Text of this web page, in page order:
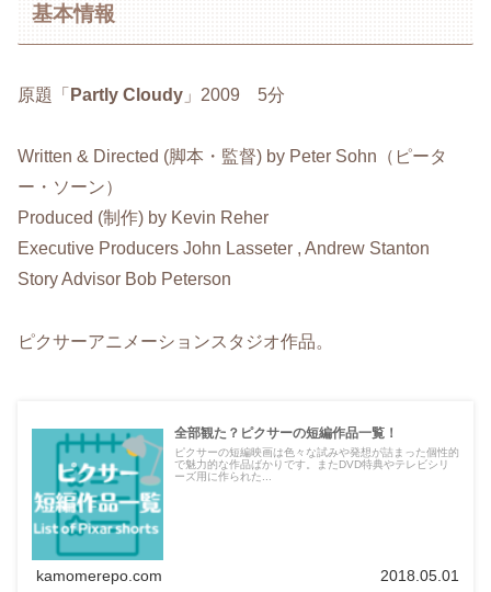
基本情報
原題「 Partly Cloudy 」2009 5分
Written & Directed (脚本・監督) by Peter Sohn（ピータ
ー・ソーン）
Produced (制作) by Kevin Reher
Executive Producers John Lasseter , Andrew Stanton
Story Advisor Bob Peterson
ピクサーアニメーションスタジオ作品。
全部観た？ピクサーの短編作品一覧！
ピクサーの短編映画は色々な試みや発想が詰まった個性的
で魅力的な作品ばかりです。またDVD特典やテレビシリ
ーズ用に作られた...
kamomerepo.com 2018.05.01